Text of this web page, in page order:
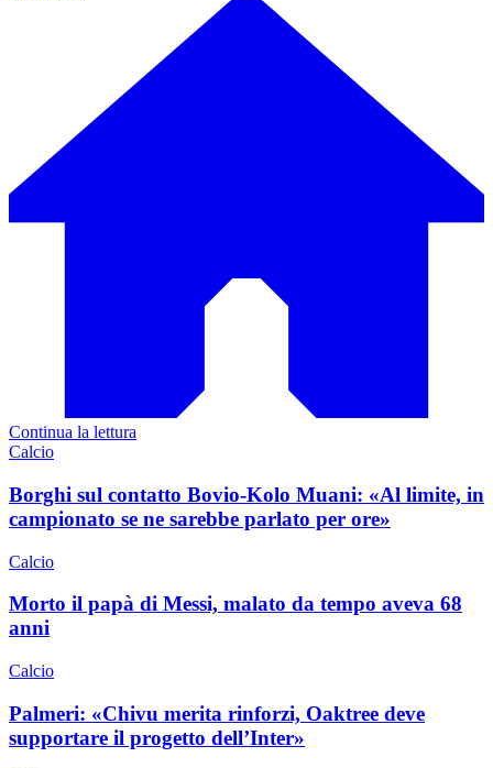
Continua la lettura
Calcio
Borghi sul contatto Bovio-Kolo Muani: «Al limite, in
campionato se ne sarebbe parlato per ore»
Calcio
Morto il papà di Messi, malato da tempo aveva 68
anni
Calcio
Palmeri: «Chivu merita rinforzi, Oaktree deve
supportare il progetto dell’Inter»